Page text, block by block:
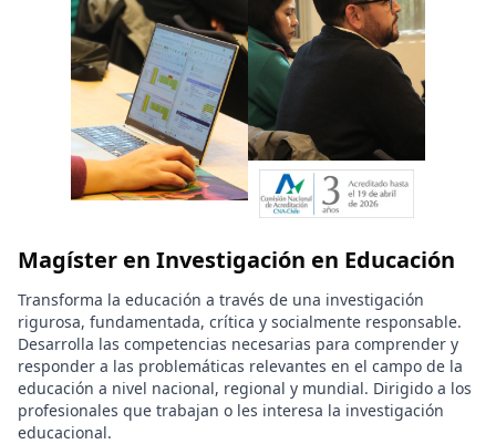
Magíster en Investigación en Educación
Transforma la educación a través de una investigación
rigurosa, fundamentada, crítica y socialmente responsable.
Desarrolla las competencias necesarias para comprender y
responder a las problemáticas relevantes en el campo de la
educación a nivel nacional, regional y mundial. Dirigido a los
profesionales que trabajan o les interesa la investigación
educacional.